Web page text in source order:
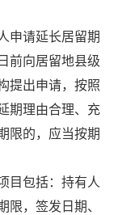
请延长居留期
前向居留地县级
提出申请，按照
期理由合理、充
限的，应当按期
目包括：持有人
限，签发日期、